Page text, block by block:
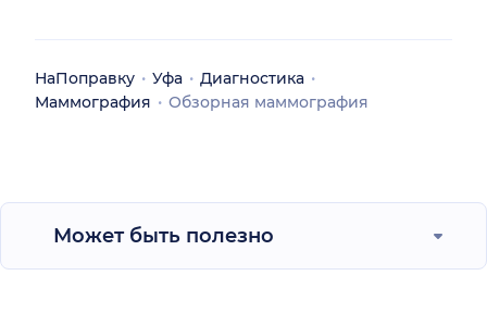
НаПоправку Уфа
Диагностика
Маммография
Обзорная маммография
Может быть полезно